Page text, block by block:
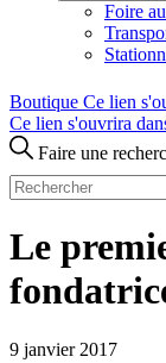
Foire
Boutique Ce lien
Ce lien s'ouvrira
Faire une
Le
9 janvier 2017